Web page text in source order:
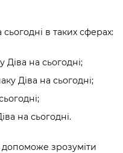
в таких сферах:
Діва на сьогодні;
Діва на сьогодні;
на сьогодні.
допоможе зрозуміти